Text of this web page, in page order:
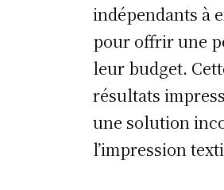
indépendants à
pour offrir une
leur budget.
résultats
une solution
l’impression